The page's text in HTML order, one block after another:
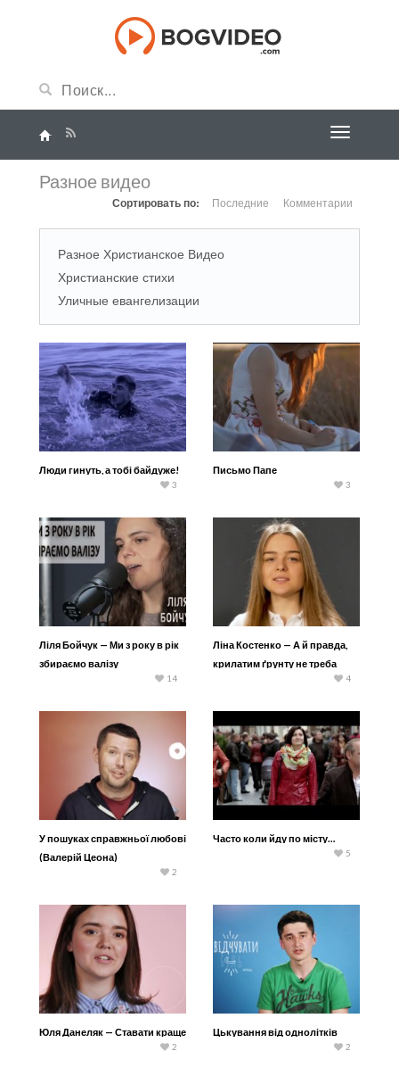
Разное видео
Сортировать по: Последние Комментарии
Разное Христианское Видео
Христианские стихи
Уличные евангелизации
Люди гинуть, а тобі байдуже!
3
Письмо Папе
3
Ліля Бойчук — Ми з року в рік
збираємо валізу
14
Ліна Костенко — А й правда,
крилатим ґрунту не треба
4
У пошуках справжньої любові
(Валерій Цеона)
2
Часто коли йду по місту…
5
Юля Данеляк — Ставати краще
2
Цькування від однолітків
2